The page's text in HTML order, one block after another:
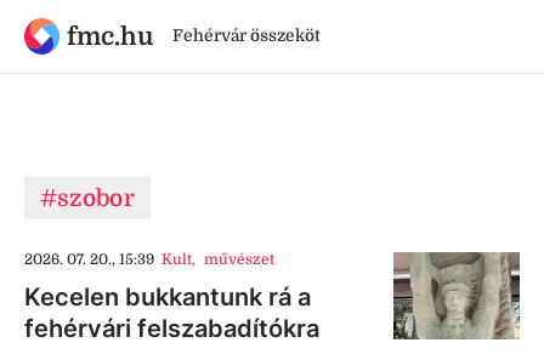
fmc.hu Fehérvár összeköt
#szobor
2026. 07. 20., 15:39 Kult, művészet
Kecelen bukkantunk rá a
fehérvári felszabadítókra